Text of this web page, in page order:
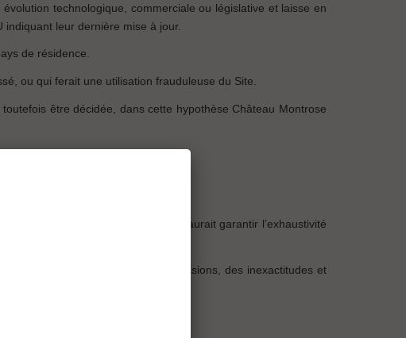
technologique, commerciale ou législative et laisse en
leur dernière mise à jour.
de résidence.
ou qui ferait une utilisation frauduleuse du Site.
être décidée, dans cette hypothèse Château Montrose
Château Montrose ne saurait garantir l’exhaustivité
être tenu responsable des omissions, des inexactitudes et